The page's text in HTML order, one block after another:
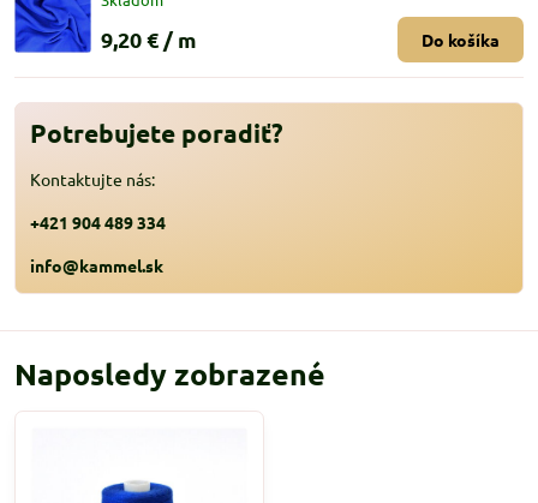
9,20 € / m Do košíka
Potrebujete poradiť?
Kontaktujte nás:
+421 904 489 334
info@kammel.sk
Naposledy zobrazené